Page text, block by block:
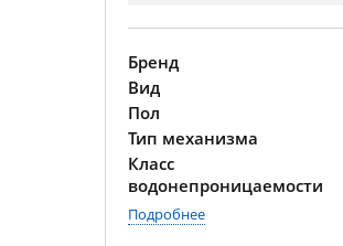
Бренд
Вид
Пол
Тип механизма
Класс
водонепроницаемости
Подробнее